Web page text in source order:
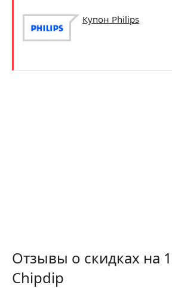
Купон Philips
Отзывы о скидках на
Сhipdip